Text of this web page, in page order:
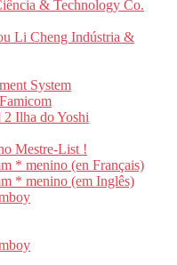
& Technology Co.
Li Cheng Indústria &
System
Ilha do Yoshi
Mestre-List !
* menino (en Français)
* menino (em Inglês)